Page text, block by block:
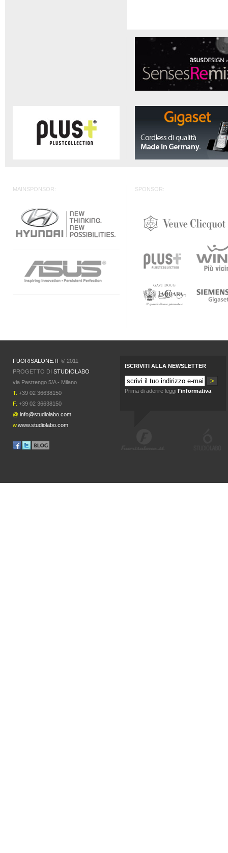
MAINSPONSOR: SPONSOR:
FUORISALONE.IT © 2011
PROGETTO DI STUDIOLABO
via Pastrengo 5/A - Milano
T. +39 02 36638150
F. +39 02 36638150
@. info@studiolabo.com
w.www.studiolabo.com
ISCRIVITI ALLA NEWSLETTER
Prima di aderire leggi l’informativa